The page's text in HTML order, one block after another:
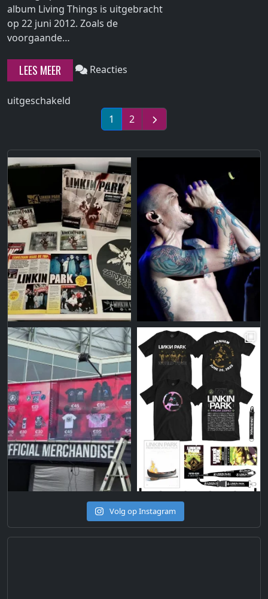
album Living Things is uitgebracht
op 22 juni 2012. Zoals de
voorgaande…
"Living
Things"
LEES MEER Reacties
uitgeschakeld
1 2
Volg op Instagram